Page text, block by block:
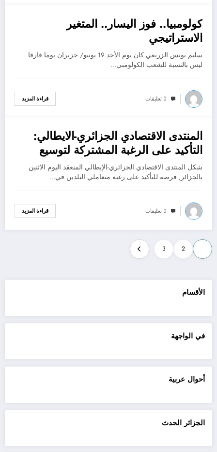
يوليو 19, 2022
كولومبيا.. فوز اليسار.. المتغير
الاستراتيجي
سليم يونس الزريعي كان يوم الأحد 19 يونيو/ حزيران يوما فارقا
ليس بالنسبة للشعب الكولومبي…
0 تعليقات قراءة المزيد
يوليو 19, 2022
المنتدى الاقتصادي الجزائري-الايطالي:
التأكيد على الرغبة المشتركة لتوسيع
الشراكة الاقتصادية
شكل المنتدى الاقتصادي الجزائري-الإيطالي المنعقد اليوم الاثنين
بالجزائر, فرصة للتأكيد على رغبة متعاملي البلدين في…
0 تعليقات قراءة المزيد
Posts
pagination
2
3
الأقسام
في الواجهة
أحوال عربية
الجزائر الحدث